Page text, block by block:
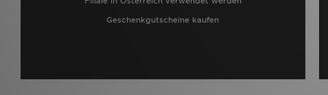
Geschenkgutscheine kaufen